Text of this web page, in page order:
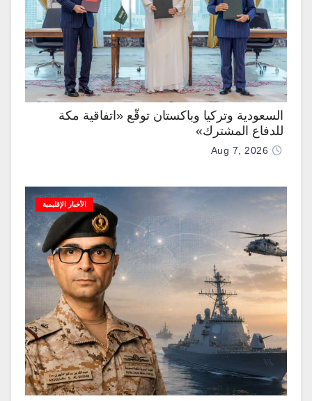
السعودية وتركيا وباكستان توقّع «اتفاقية مكة
للدفاع المشترك»
Aug 7, 2026
الأخبار الإقليمية